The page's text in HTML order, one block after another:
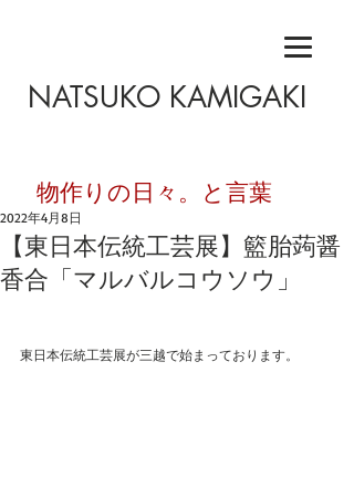
NATSUKO KAMIGAKI
​物作りの日々。と言葉
【東日本伝統工芸展】籃胎蒟醤
香合「マルバルコウソウ」
2022年4月8日
東日本伝統工芸展が三越で始まっております。